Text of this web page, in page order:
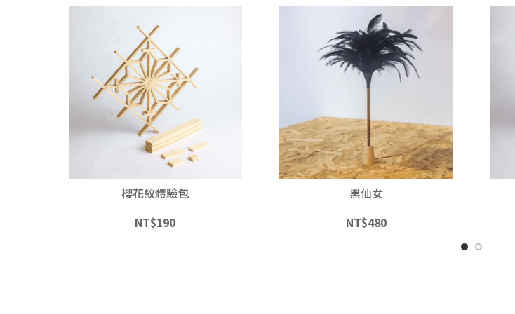
櫻花紋體驗包
NT$190
黑仙女
NT$480